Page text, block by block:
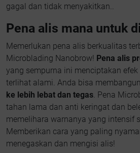
gagal dan tidak menyakitkan..
Pena alis mana untuk
Memerlukan pena alis berkualitas
Microblading Nanobrow! Pena alis
yang sempurna ini menciptakan
terlihat alami. Anda bisa
ke lebih lebat dan tegas. Pena
tahan lama dan anti keringat dan
memelihara warnanya yang intensif
Memberikan cara yang paling
menegaskan dan mengisi alis!